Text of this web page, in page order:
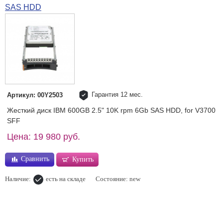
SAS HDD
Артикул: 00Y2503 Гарантия 12 мес.
Жесткий диск IBM 600GB 2.5" 10K rpm 6Gb SAS HDD, for V3700
SFF
Цена: 19 980 руб.
Сравнить Купить
Наличие: есть на складе Состояние: new